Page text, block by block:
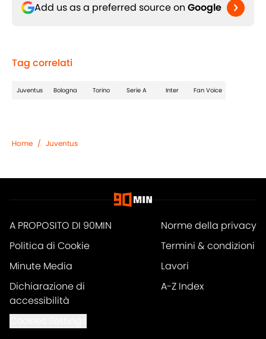
Add us as a preferred source on Google
Tag correlati
Juventus Bologna Torino Serie A Inter Fan Voice
Home / Juventus
A PROPOSITO DI 90MIN
Norme della privacy
Politica di Cookie
Termini & condizioni
Minute Media
Lavori
Dichiarazione di
accessibilità
A-Z Index